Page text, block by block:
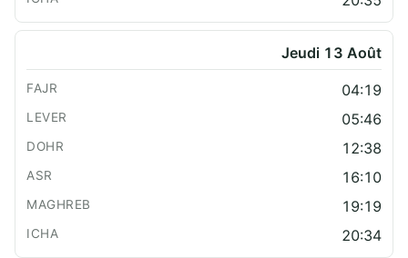
Jeudi 13 Août
04:19
05:46
12:38
16:10
19:19
20:34